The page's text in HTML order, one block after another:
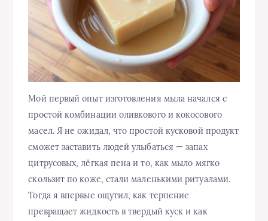
Мой первый опыт изготовления мыла начался с
простой комбинации оливкового и кокосового
масел. Я не ожидал, что простой кусковой продукт
сможет заставить людей улыбаться — запах
цитрусовых, лёгкая пена и то, как мыло мягко
скользит по коже, стали маленькими ритуалами.
Тогда я впервые ощутил, как терпение
превращает жидкость в твердый куск и как